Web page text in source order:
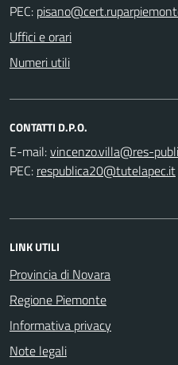
PEC:
Uffici e orari
Numeri utili
CONTATTI D.P.O.
E-mail:
PEC:
LINK UTILI
Provincia di Novara
Regione Piemonte
Informativa privacy
Note legali